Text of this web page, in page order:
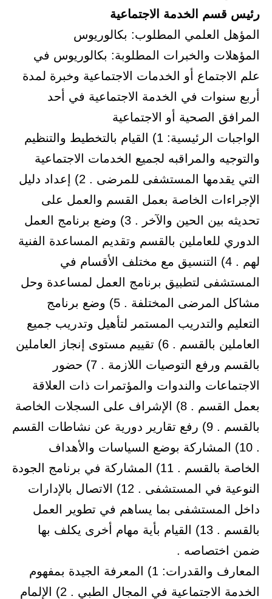
رئيس قسم الخدمة الاجتماعية
المؤهل العلمي المطلوب: بكالوريوس
المؤهلات والخبرات المطلوبة: بكالوريوس في
علم الاجتماع أو الخدمات الاجتماعية وخبرة لمدة
أربع سنوات في الخدمة الاجتماعية في أحد
المرافق الصحية أو الاجتماعية
الواجبات الرئيسية: 1) القيام بالتخطيط والتنظيم
والتوجيه والمراقبه لجميع الخدمات الاجتماعية
التي يقدمها المستشفى للمرضى . 2) إعداد دليل
الإجراءات الخاصة بعمل القسم والعمل على
تحديثه بين الحين والآخر . 3) وضع برنامج العمل
الدوري للعاملين بالقسم وتقديم المساعدة الفنية
لهم . 4) التنسيق مع مختلف الأقسام في
المستشفى لتطبيق برنامج العمل لمساعدة وحل
مشاكل المرضى المختلفة . 5) وضع برنامج
التعليم والتدريب المستمر لتأهيل وتدريب جميع
العاملين بالقسم . 6) تقييم مستوى إنجاز العاملين
بالقسم ورفع التوصيات اللازمة . 7) حضور
الاجتماعات والندوات والمؤتمرات ذات العلاقة
بعمل القسم . 8) الإشراف على السجلات الخاصة
بالقسم . 9) رفع تقارير دورية عن نشاطات القسم
. 10) المشاركة بوضع السياسات والأهداف
الخاصة بالقسم . 11) المشاركة في برنامج الجودة
النوعية في المستشفى . 12) الاتصال بالإدارات
داخل المستشفى بما يساهم في تطوير العمل
بالقسم . 13) القيام بأية مهام أخرى يكلف بها
ضمن اختصاصه .
المعارف والقدرات: 1) المعرفة الجيدة بمفهوم
الخدمة الاجتماعية في المجال الطبي . 2) الإلمام